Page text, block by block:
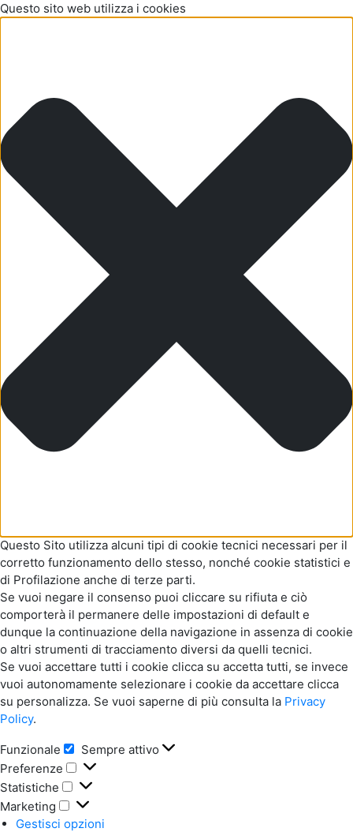
Questo sito web utilizza i cookies
Questo Sito utilizza alcuni tipi di cookie tecnici necessari per il
corretto funzionamento dello stesso, nonché cookie statistici e
di Profilazione anche di terze parti.
Se vuoi negare il consenso puoi cliccare su rifiuta e ciò
comporterà il permanere delle impostazioni di default e
dunque la continuazione della navigazione in assenza di cookie
o altri strumenti di tracciamento diversi da quelli tecnici.
Se vuoi accettare tutti i cookie clicca su accetta tutti, se invece
vuoi autonomamente selezionare i cookie da accettare clicca
su personalizza. Se vuoi saperne di più consulta la Privacy
Policy.
Funzionale
Sempre attivo
Preferenze
Statistiche
Marketing
Gestisci opzioni